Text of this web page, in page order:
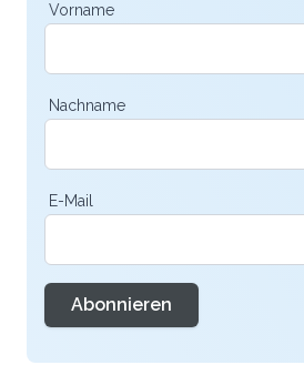
Vorname
Nachname
E-Mail
Abonnieren